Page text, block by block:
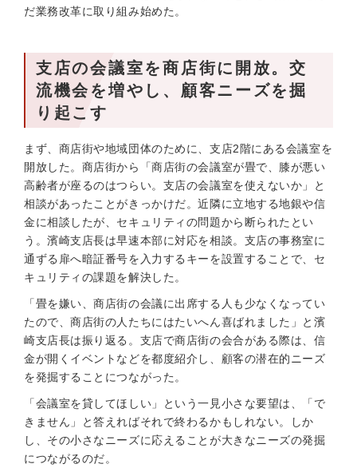
だ業務改革に取り組み始めた。
支店の会議室を商店街に開放。交
流機会を増やし、顧客ニーズを掘
り起こす
まず、商店街や地域団体のために、支店2階にある会議室を
開放した。商店街から「商店街の会議室が畳で、膝が悪い
高齢者が座るのはつらい。支店の会議室を使えないか」と
相談があったことがきっかけだ。近隣に立地する地銀や信
金に相談したが、セキュリティの問題から断られたとい
う。濱崎支店長は早速本部に対応を相談。支店の事務室に
通ずる扉へ暗証番号を入力するキーを設置することで、セ
キュリティの課題を解決した。
「畳を嫌い、商店街の会議に出席する人も少なくなってい
たので、商店街の人たちにはたいへん喜ばれました」と濱
崎支店長は振り返る。支店で商店街の会合がある際は、信
金が開くイベントなどを都度紹介し、顧客の潜在的ニーズ
を発掘することにつながった。
「会議室を貸してほしい」という一見小さな要望は、「で
きません」と答えればそれで終わるかもしれない。しか
し、その小さなニーズに応えることが大きなニーズの発掘
につながるのだ。